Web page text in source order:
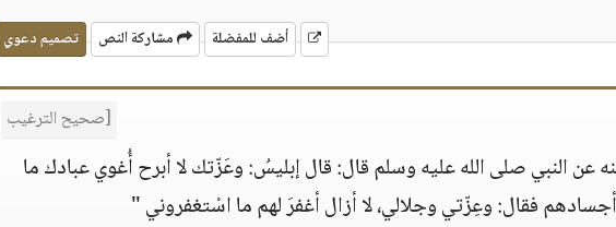
أضف للمفضلة مشاركة النص تصميم دعوي
[صحيح الترغيب
النبي صلى الله عليه وسلم قال: قال إبليسُ: وعَزّتك لا أبرح أُغوي عبادك ما
فقال: وعِزّتي وجلالي، لا أزال أغفرَ لهم ما اسْتغفروني "